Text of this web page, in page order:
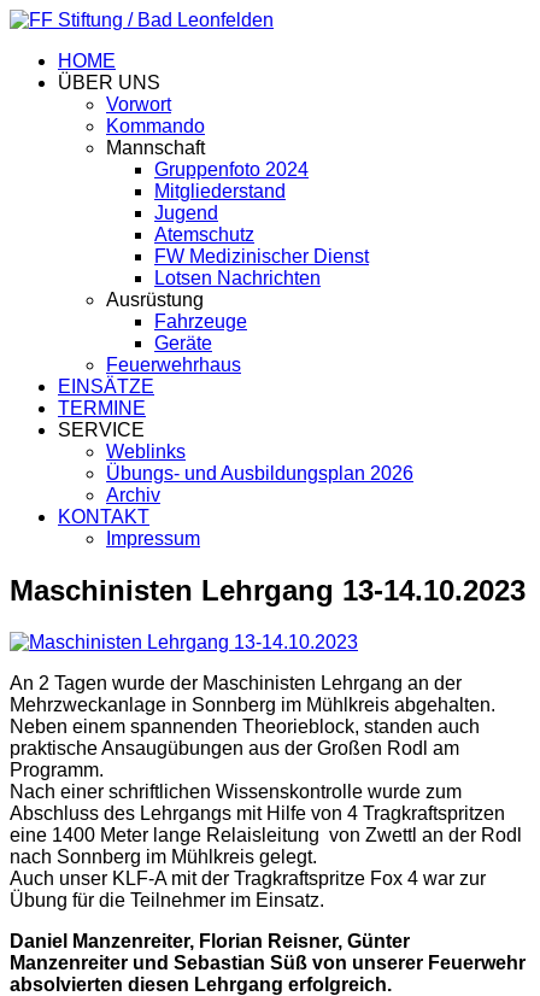
HOME
ÜBER UNS
Vorwort
Kommando
Mannschaft
Gruppenfoto 2024
Mitgliederstand
Jugend
Atemschutz
FW Medizinischer Dienst
Lotsen Nachrichten
Ausrüstung
Fahrzeuge
Geräte
Feuerwehrhaus
EINSÄTZE
TERMINE
SERVICE
Weblinks
Übungs- und Ausbildungsplan 2026
Archiv
KONTAKT
Impressum
Maschinisten Lehrgang 13-14.10.2023
An 2 Tagen wurde der Maschinisten Lehrgang an der
Mehrzweckanlage in Sonnberg im Mühlkreis abgehalten.
Neben einem spannenden Theorieblock, standen auch
praktische Ansaugübungen aus der Großen Rodl am
Programm.
Nach einer schriftlichen Wissenskontrolle wurde zum
Abschluss des Lehrgangs mit Hilfe von 4 Tragkraftspritzen
eine 1400 Meter lange Relaisleitung von Zwettl an der Rodl
nach Sonnberg im Mühlkreis gelegt.
Auch unser KLF-A mit der Tragkraftspritze Fox 4 war zur
Übung für die Teilnehmer im Einsatz.
Daniel Manzenreiter, Florian Reisner, Günter
Manzenreiter und Sebastian Süß von unserer Feuerwehr
absolvierten diesen Lehrgang erfolgreich.